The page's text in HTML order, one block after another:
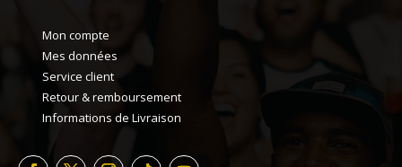
Mon compte
Mes données
Service client
Retour & remboursement
Informations de Livraison